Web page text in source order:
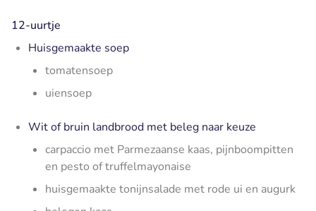
12-uurtje
Huisgemaakte soep
tomatensoep
uiensoep
Wit of bruin landbrood met beleg naar keuze
carpaccio met Parmezaanse kaas, pijnboompitten
en pesto of truffelmayonaise
huisgemaakte tonijnsalade met rode ui en augurk